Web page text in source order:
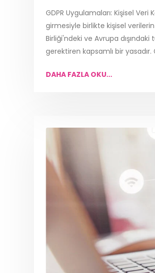
GDPR Uygulamaları: Kişisel
girmesiyle birlikte kişisel
Birliği'ndeki ve Avrupa
gerektiren kapsamlı bir yasadır.
DAHA FAZLA OKU...